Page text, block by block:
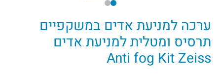
ערכה למניעת אדים במשקפיים
תרסיס ומטלית למניעת אדים
Anti fog Kit Zeiss